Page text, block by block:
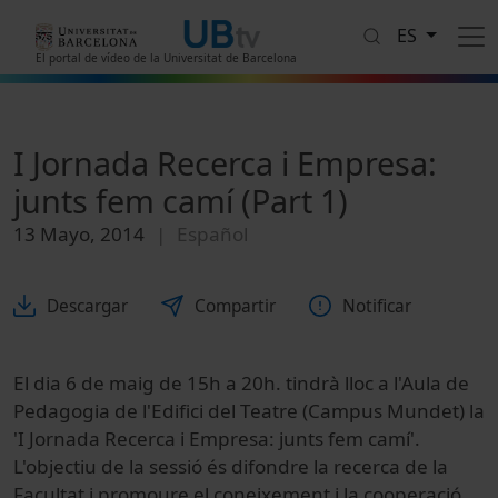
El portal de vídeo de la Universitat de Barcelona
ES
I Jornada Recerca i Empresa:
junts fem camí (Part 1)
13 Mayo, 2014 Español
Descargar Compartir Notificar
El dia 6 de maig de 15h a 20h. tindrà lloc a l'Aula de
Pedagogia de l'Edifici del Teatre (Campus Mundet) la
'I Jornada Recerca i Empresa: junts fem camí'.
L'objectiu de la sessió és difondre la recerca de la